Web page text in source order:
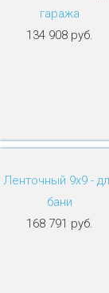
гаража
134 908 руб.
Ленточный 9х9 -
бани
168 791 руб.